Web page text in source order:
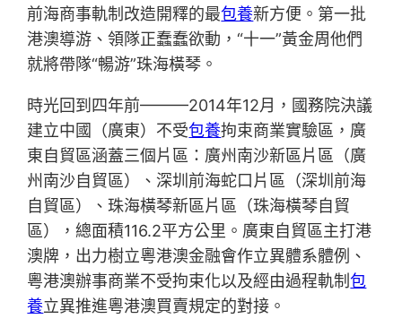
前海商事軌制改造開釋的最包養新方便。第一批
港澳導游、領隊正蠢蠢欲動，“十一”黃金周他們
就將帶隊“暢游”珠海橫琴。
時光回到四年前———2014年12月，國務院決議
建立中國（廣東）不受包養拘束商業實驗區，廣
東自貿區涵蓋三個片區：廣州南沙新區片區（廣
州南沙自貿區）、深圳前海蛇口片區（深圳前海
自貿區）、珠海橫琴新區片區（珠海橫琴自貿
區），總面積116.2平方公里。廣東自貿區主打港
澳牌，出力樹立粵港澳金融會作立異體系體例、
粵港澳辦事商業不受拘束化以及經由過程軌制包
養立異推進粵港澳買賣規定的對接。